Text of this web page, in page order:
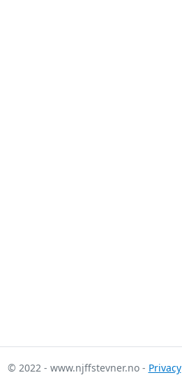
© 2022 - www.njffstevner.no - Privacy